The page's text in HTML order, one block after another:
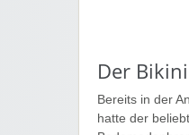
Der
Bereits in der
hatte der